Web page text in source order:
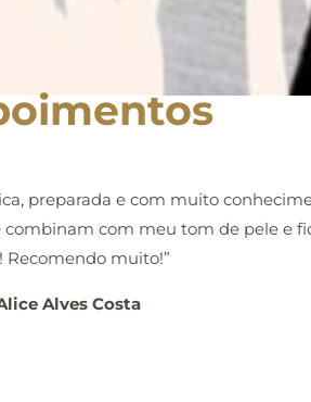
preparada e com muito
com meu tom de pele e
Recomendo muito!”
Alves Costa